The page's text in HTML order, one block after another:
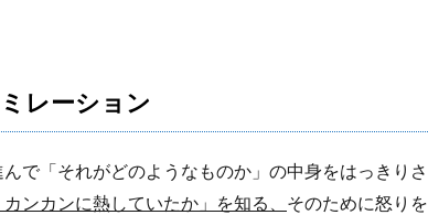
レーション
で「それがどのようなものか」の中身をはっきりさ
ンカンに熱していたか」を知る、 そのために怒りを